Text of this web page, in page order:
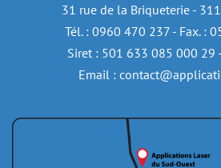
31 rue de la Briqueterie -
Tél. : 0960 470 237 - Fax. :
Siret : 501 633 085 000 29
Email :